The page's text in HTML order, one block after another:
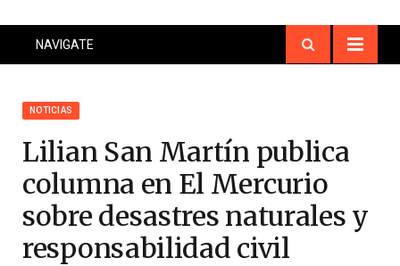
NAVIGATE
NOTICIAS
Lilian San Martín publica
columna en El Mercurio
sobre desastres naturales y
responsabilidad civil